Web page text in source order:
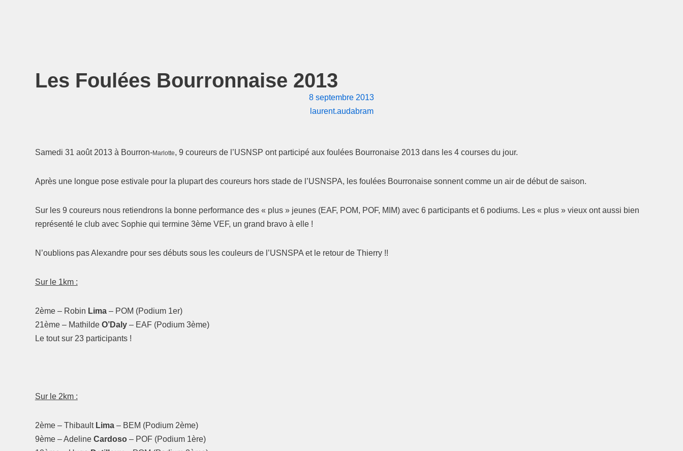
Les Foulées Bourronnaise 2013
8 septembre 2013
laurent.audabram
Samedi 31 août 2013 à Bourron-Marlotte, 9 coureurs de l’USNSP ont participé aux foulées Bourronaise 2013 dans les 4 courses du jour.
Après une longue pose estivale pour la plupart des coureurs hors stade de l’USNSPA, les foulées Bourronaise sonnent comme un air de début de saison.
Sur les 9 coureurs nous retiendrons la bonne performance des « plus » jeunes (EAF, POM, POF, MIM) avec 6 participants et 6 podiums. Les « plus » vieux ont aussi bien
représenté le club avec Sophie qui termine 3ème VEF, un grand bravo à elle !
N’oublions pas Alexandre pour ses débuts sous les couleurs de l’USNSPA et le retour de Thierry !!
Sur le 1km :
2ème – Robin Lima– POM (Podium 1er)
21ème – Mathilde O’Daly– EAF (Podium 3ème)
Le tout sur 23 participants !
Sur le 2km :
2ème – Thibault Lima– BEM (Podium 2ème)
9ème – Adeline Cardoso– POF (Podium 1ère)